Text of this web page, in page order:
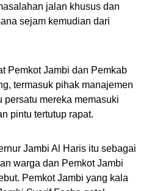
jalan khusus dan
sejam kemudian dari
Pemkot Jambi dan Pemkab
termasuk pihak manajemen
persatu mereka memasuki
pintu tertutup rapat.
Jambi Al Haris itu sebagai
warga dan Pemkot Jambi
Pemkot Jambi yang kala